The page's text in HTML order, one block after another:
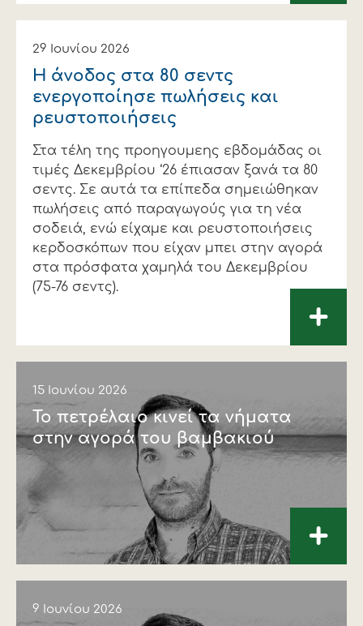
29 Ιουνίου 2026
Η άνοδος στα 80 σεντς
ενεργοποίησε πωλήσεις και
ρευστοποιήσεις
Στα τέλη της προηγουµεης εβδοµάδας οι
τιµές ∆εκεµβρίου ‘26 έπιασαν ξανά τα 80
σεντς. Σε αυτά τα επίπεδα σηµειώθηκαν
πωλήσεις από παραγωγούς για τη νέα
σοδειά, ενώ είχαµε και ρευστοποιήσεις
κερδοσκόπων που είχαν µπει στην αγορά
στα πρόσφατα χαµηλά του ∆εκεµβρίου
(75-76 σεντς).
+
15 Ιουνίου 2026
Το πετρέλαιο κινεί τα νήματα
στην αγορά του βαμβακιού
+
9 Ιουνίου 2026